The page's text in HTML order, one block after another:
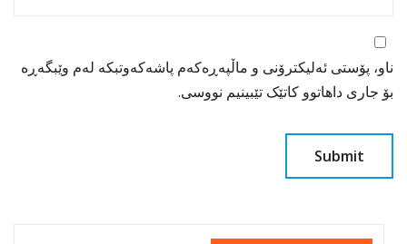
ناو، پۆستی ئەلیکترۆنی و ماڵپەڕەکەم پاشەکەوتبکە لەم وێبگەڕە
بۆ جاری داهاتوو کاتێک تێبینیم نووسی.